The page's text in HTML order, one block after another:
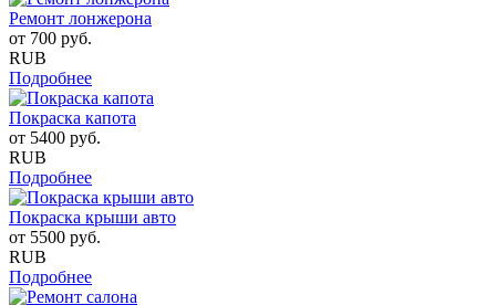
Ремонт лонжерона
от 700 руб.
RUB
Подробнее
Покраска капота
от 5400 руб.
RUB
Подробнее
Покраска крыши авто
от 5500 руб.
RUB
Подробнее